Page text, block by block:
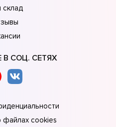
В СОЦ. СЕТЯХ
файлах cookies